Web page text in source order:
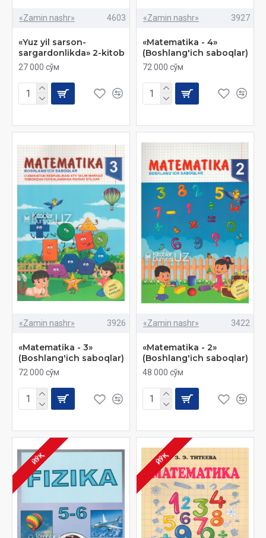
«Zamin nashr» 4603
«Yuz yil sarson-
sargardonlikda» 2-kitob
27 000 сўм
«Zamin nashr» 3927
«Matematika - 4»
(Boshlang'ich saboqlar)
72 000 сўм
«Zamin nashr» 3926
«Matematika - 3»
(Boshlang'ich saboqlar)
72 000 сўм
«Zamin nashr» 3422
«Matematika - 2»
(Boshlang'ich saboqlar)
48 000 сўм
ЙЎҚ ЙЎҚ